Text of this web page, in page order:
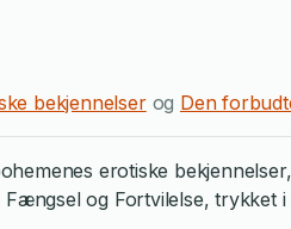
bekjennelserog Den
erotiske
og Fortvilelse,